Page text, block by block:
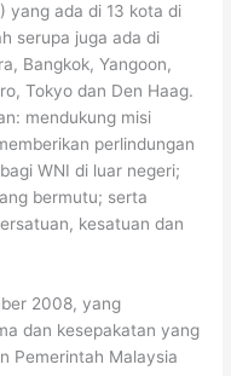
yang ada di 13 kota di
serupa juga ada di
Bangkok, Yangoon,
Tokyo dan Den Haag.
mendukung misi
perlindungan
WNI di luar negeri;
bermutu; serta
kesatuan dan
2008, yang
dan kesepakatan yang
Pemerintah Malaysia